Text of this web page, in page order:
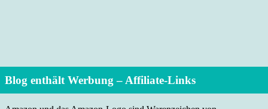
Blog enthält Werbung – Affiliate-Links